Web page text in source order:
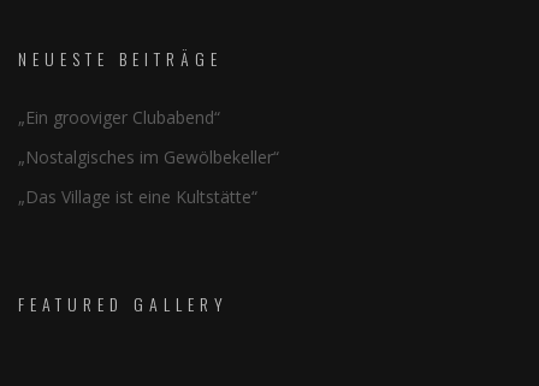
NEUESTE BEITRÄGE
„Ein grooviger Clubabend“
„Nostalgisches im Gewölbekeller“
„Das Village ist eine Kultstätte“
FEATURED GALLERY